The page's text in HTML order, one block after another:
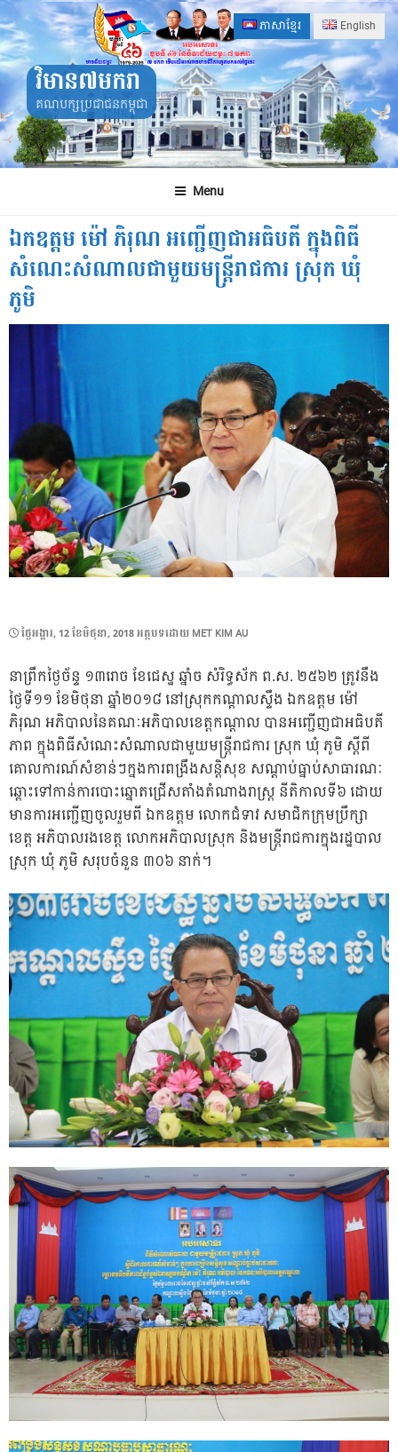
Skip
to
content
ភាសាខ្មែរ English
វិមាន៧មករា
គណបក្សប្រជាជនកម្ពុជា
Menu
ឯកឧត្តម​ ម៉ៅ​ ភិរុណ អញ្ជើញជាអធិបតី ក្នុងពិធី
សំណេះសំណាលជាមួយមន្ត្រីរាជការ​ ស្រុក​ ឃុំ​
ភូមិ
POSTED
ថ្ងៃ​អង្គារ, 12 ខែ​មិថុនា, 2018អត្ថបទដោយ MET KIM AU
នាព្រឹកថ្ងៃច័ន្ទ ១៣រោច ខែជេស្ឋ ឆ្នាំច​ សំរិទ្ធស័ក​ ព.ស.​ ២៥៦២​ ត្រូវនឹង
ថ្ងៃទី១១ ខែមិថុនា​ ឆ្នាំ២០១៨​ នៅស្រុកកណ្តាលស្ទឹង ឯកឧត្តម​ ម៉ៅ​
ភិរុណ​ អភិបាលនៃគណៈអភិបាលខេត្តកណ្តាល​ បាន​អញ្ជើញជាអធិបតី
ភាព​ ក្នុងពិធីសំណេះសំណាលជាមួយមន្ត្រីរាជការ​ ស្រុក​ ឃុំ​ ភូមិ​ ស្តីពី
គោលការណ៍សំខាន់ៗក្នងការពង្រឹងសន្តិសុខ​ សណ្តាប់ធ្នាប់​សាធារណៈ​
ឆ្ពោះទៅកាន់ការបោះឆ្នោត​ជ្រើសតាំងតំណាងរាស្ត្រ​ នីតិកាលទី៦​ ដោយ
មានការអញ្ជើញចូលរួមពី​ ឯកឧត្តម​ លោកជំទាវ​ សមាជិក​ក្រុមប្រឹក្សា
ខេត្ត​ អភិបាលរងខេត្ត​ លោកអភិបាលស្រុក​ និងមន្ត្រីរាជការក្នុងរដ្ឋបាល​
ស្រុក​ ឃុំ​ ភូមិ សរុបចំនួន​ ៣០៦​ នាក់។